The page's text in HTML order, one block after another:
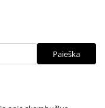
Paieška